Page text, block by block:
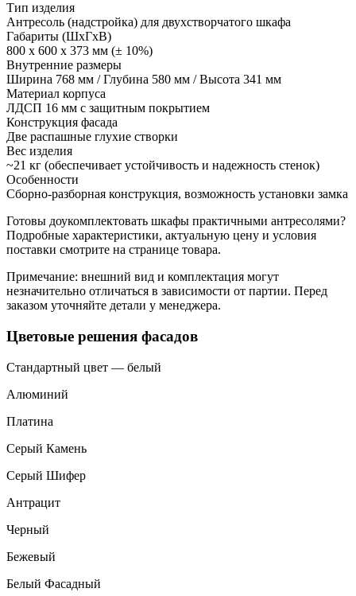
Тип изделия
Антресоль (надстройка) для двухстворчатого шкафа
Габариты (ШхГхВ)
800 х 600 х 373 мм (± 10%)
Внутренние размеры
Ширина 768 мм / Глубина 580 мм / Высота 341 мм
Материал корпуса
ЛДСП 16 мм с защитным покрытием
Конструкция фасада
Две распашные глухие створки
Вес изделия
~21 кг (обеспечивает устойчивость и надежность стенок)
Особенности
Сборно-разборная конструкция, возможность установки замка
Готовы доукомплектовать шкафы практичными антресолями?
Подробные характеристики, актуальную цену и условия
поставки смотрите на странице товара.
Примечание: внешний вид и комплектация могут
незначительно отличаться в зависимости от партии. Перед
заказом уточняйте детали у менеджера.
Цветовые решения фасадов
Стандартный цвет — белый
Алюминий
Платина
Серый Камень
Серый Шифер
Антрацит
Черный
Бежевый
Белый Фасадный